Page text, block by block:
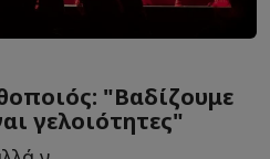
"Βαδίζουμε
γελοιότητες"